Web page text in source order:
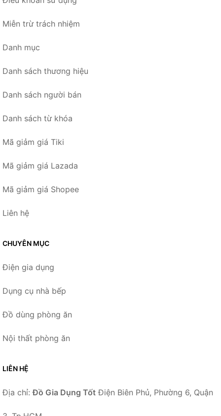
Miễn trừ trách nhiệm
Danh mục
Danh sách thương hiệu
Danh sách người bán
Danh sách từ khóa
Mã giảm giá Tiki
Mã giảm giá Lazada
Mã giảm giá Shopee
Liên hệ
CHUYÊN MỤC
Điện gia dụng
Dụng cụ nhà bếp
Đồ dùng phòng ăn
Nội thất phòng ăn
LIÊN HỆ
Địa chỉ:Đồ Gia Dụng Tốt Điện Biên Phủ, Phường 6, Quận